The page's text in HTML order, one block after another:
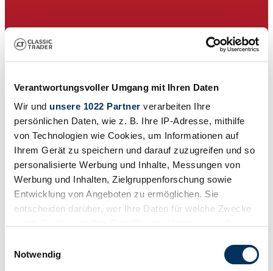
Verantwortungsvoller Umgang mit Ihren Daten
Wir und unsere 1022 Partner verarbeiten Ihre
persönlichen Daten, wie z. B. Ihre IP-Adresse, mithilfe
von Technologien wie Cookies, um Informationen auf
Ihrem Gerät zu speichern und darauf zuzugreifen und so
personalisierte Werbung und Inhalte, Messungen von
Werbung und Inhalten, Zielgruppenforschung sowie
Entwicklung von Angeboten zu ermöglichen. Sie
entscheiden darüber, wer Ihre Daten für welche Zwecke
Trigger Symbol ändern oder widerrufen
Notwendig
Dealer
Expired listing